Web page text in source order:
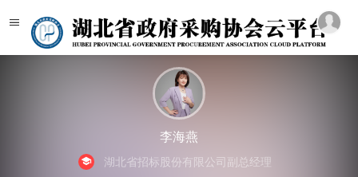
李海燕
湖北省招标股份有限公司副总经理